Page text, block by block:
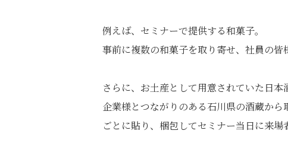
例えば、セミナーで提供する和菓子。
事前に複数の和菓子を取り寄せ、社員の皆
さらに、お土産として用意されていた日本
企業様とつながりのある石川県の酒蔵か
ごとに貼り、梱包してセミナー当日に来場